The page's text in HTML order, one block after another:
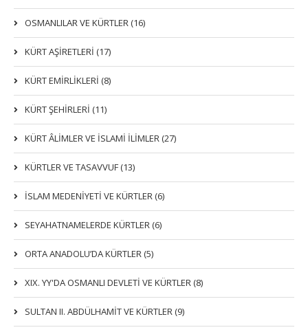
OSMANLILAR VE KÜRTLER (16)
KÜRT AŞİRETLERİ (17)
KÜRT EMİRLİKLERİ (8)
KÜRT ŞEHİRLERİ (11)
KÜRT ÂLİMLER VE İSLAMİ İLİMLER (27)
KÜRTLER VE TASAVVUF (13)
İSLAM MEDENİYETİ VE KÜRTLER (6)
SEYAHATNAMELERDE KÜRTLER (6)
ORTA ANADOLU’DA KÜRTLER (5)
XIX. YY'DA OSMANLI DEVLETI VE KÜRTLER (8)
SULTAN II. ABDÜLHAMİT VE KÜRTLER (9)